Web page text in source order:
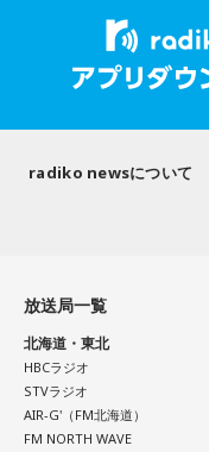
ラーが出たり、身体と
かで、本当にトレーナ
きました」
活躍をどうご覧になら
山田「球速がすごくて
2試合に登板してみてい
そこは1番よかったの
できる感謝というのも
が楽しかったですね」
盛りだくさんの内容で
健人のオールナイト
ン放送をキーステー
■募集メール
事」。中島健人はこの
事」や「心がザワザワ
してカジュアルに使っ
きた「鬼事」を教えて
中島健人が、どう立ち
radiko newsについて
放送局一覧
北海道・東北
HBCラジオ
STVラジオ
AIR-G'（FM北海道）
FM NORTH WAVE